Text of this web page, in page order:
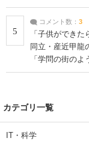
5
コメント数： 3
「子供ができ
同立・産近甲
「学問の街の
| 大学 ねとらぼ
カテゴリ一覧
IT・科学